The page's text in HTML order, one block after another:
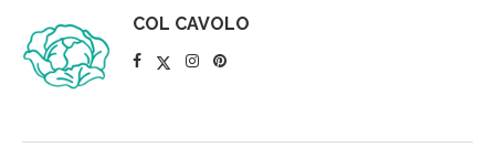
COL CAVOLO